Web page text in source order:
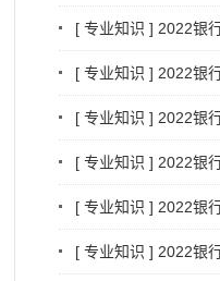
[ 专业知识 ] 2022银
[ 专业知识 ] 2022银
[ 专业知识 ] 2022银
[ 专业知识 ] 2022银
[ 专业知识 ] 2022银
[ 专业知识 ] 2022银